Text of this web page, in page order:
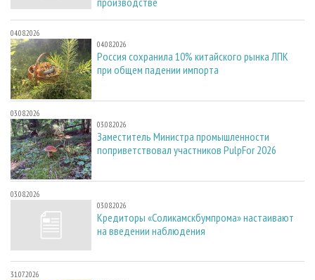
04.08.2026
04.08.2026
Россия сохранила 10% китайского рынка ЛПК
при общем падении импорта
03.08.2026
03.08.2026
Заместитель Министра промышленности
поприветствовал участников PulpFor 2026
03.08.2026
03.08.2026
Кредиторы «Соликамскбумпрома» настаивают
на введении наблюдения
31.07.2026